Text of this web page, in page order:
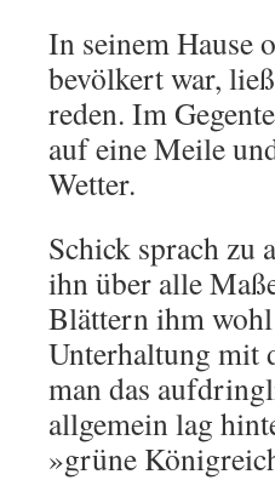
In seinem Hause
bevölkert war,
reden. Im
auf eine Meile
Wetter.
Schick sprach zu
ihn über alle
Blättern ihm
Unterhaltung mit
man das
allgemein lag
»grüne